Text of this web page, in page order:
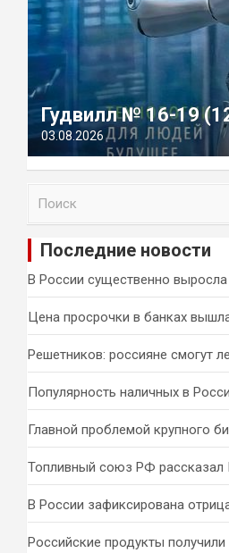
Гудвилл № 16-19
03.08.2026
и
Последние новости
В России существенно
Цена просрочки в банках
Решетников: россияне смогут
Популярность наличных в
Главной проблемой крупного
Топливный союз РФ рассказал
В России зафиксирована
Российские продукты